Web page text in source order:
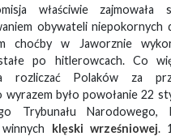
właściwie zajmowała
obywateli niepokornych
choćby w Jaworznie
po hitlerowcach. Co
rozliczać Polaków za
wyrazem było powołanie 22
Trybunału Narodowego,
klęski wrześniowej.